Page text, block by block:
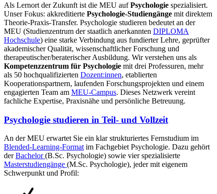
Als Lernort der Zukunft ist die MEU aufPsychologie spezialisiert.
Unser Fokus: akkreditierte Psychologie-Studiengänge mit direktem
Theorie-Praxis-Transfer. Psychologie studieren bedeutet an der
MEU (Studienzentrum der staatlich anerkannten DIPLOMA
Hochschule) eine starke Verbindung aus fundierter Lehre, geprüfter
akademischer Qualität, wissenschaftlicher Forschung und
therapeutischer/beraterischer Ausbildung. Wir verstehen uns als
Kompetenzzentrum für Psychologie mit drei Professuren, mehr
als 50 hochqualifizierten Dozent:innen, etablierten
Kooperationspartnern, laufenden Forschungsprojekten und einem
engagierten Team am MEU-Campus. Dieses Netzwerk vereint
fachliche Expertise, Praxisnähe und persönliche Betreuung.
Psychologie studieren in Teil- und Vollzeit
An der MEU erwartet Sie ein klar strukturiertes Fernstudium im
Blended-Learning-Format im Fachgebiet Psychologie. Dazu gehört
derBachelor(B.Sc. Psychologie) sowie vier spezialisierte
Masterstudiengänge (M.Sc. Psychologie), jeder mit eigenem
Schwerpunkt und Profil: